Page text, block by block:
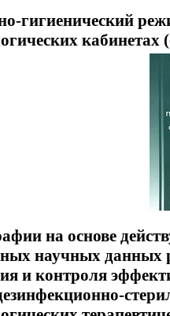
гигиенический
кабинетах
на основе
научных данных
и контроля